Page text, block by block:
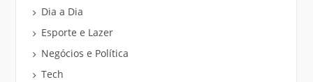
Dia a Dia
Esporte e Lazer
Negócios e Política
Tech